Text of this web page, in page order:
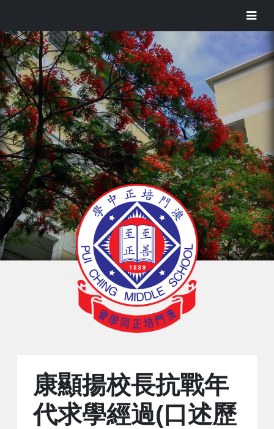
康顯揚校長抗戰年
代求學經過(口述歷